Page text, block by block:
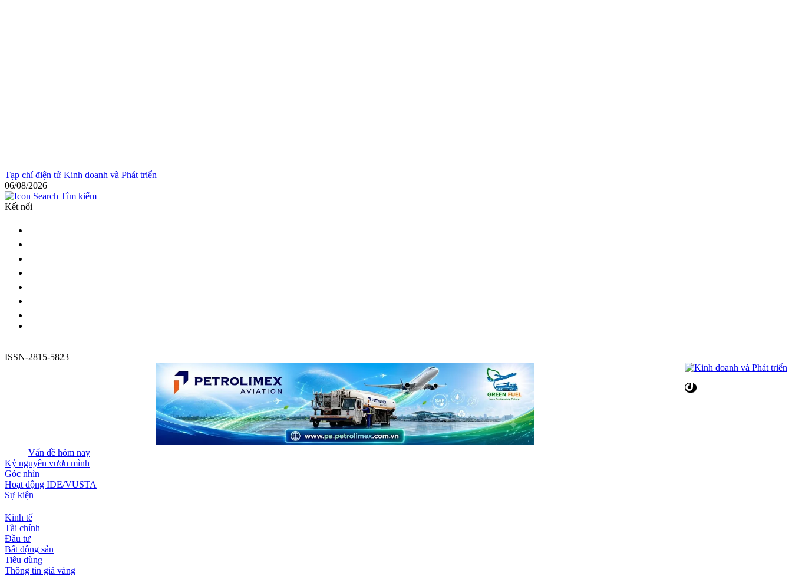
Tạp chí điện tử Kinh doanh và Phát triển
06/08/2026
Tìm kiếm
Kết nối
ISSN-2815-5823
Vấn đề hôm nay
Kỷ nguyên vươn mình
Góc nhìn
Hoạt động IDE/VUSTA
Sự kiện
Kinh tế
Tài chính
Đầu tư
Bất động sản
Tiêu dùng
Thông tin giá vàng